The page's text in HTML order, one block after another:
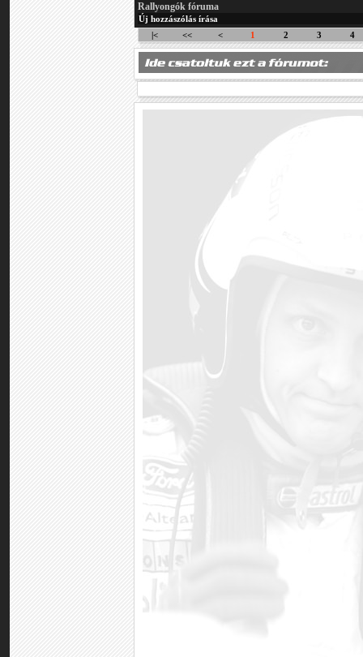
Rallyongók fóruma
Új hozzászólás írása
|<
<< < 1 2 3 4